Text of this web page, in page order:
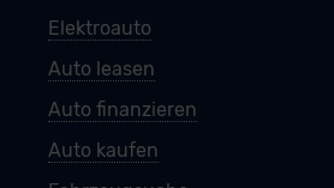
Elektroauto
Auto leasen
Auto finanzieren
Auto kaufen